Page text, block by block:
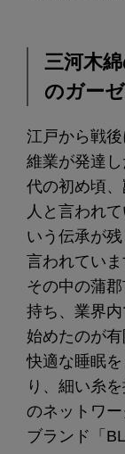
三河木
のガー
江戸から戦
維業が発達
代の初め頃
人と言われ
いう伝承が
言われていま
その中の蒲
持ち、業界
始めたのが有
快適な睡眠
り、細い糸
のネットワ
ブランド「